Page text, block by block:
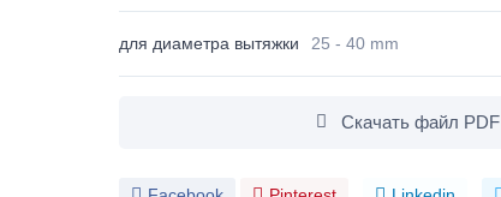
для диаметра вытяжки 25 - 40 mm
Скачать файл PDF